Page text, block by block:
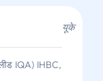
यूके
IQA) IHBC,